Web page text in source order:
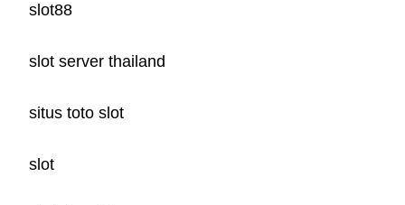
slot88
slot server thailand
situs toto slot
slot